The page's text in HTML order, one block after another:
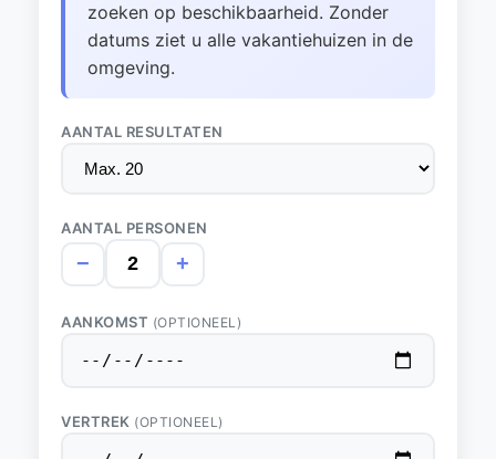
zoeken op beschikbaarheid. Zonder
datums ziet u alle vakantiehuizen in de
omgeving.
AANTAL RESULTATEN
AANTAL PERSONEN
− +
AANKOMST (OPTIONEEL)
VERTREK (OPTIONEEL)